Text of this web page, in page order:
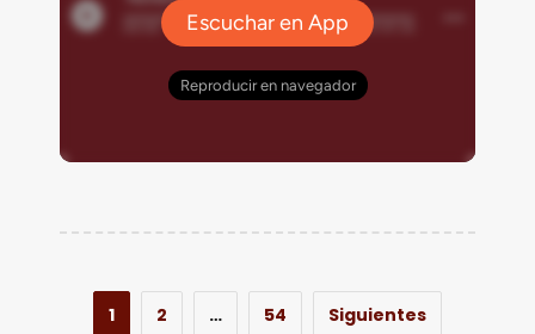
1 2 … 54 Siguientes